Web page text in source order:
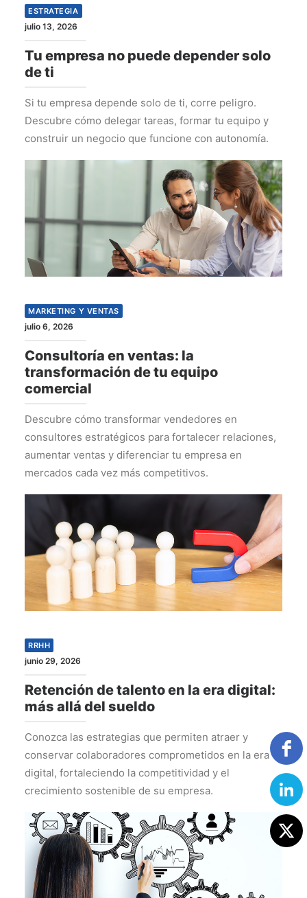
ESTRATEGIA
julio 13, 2026
Tu empresa no puede depender solo
de ti
Si tu empresa depende solo de ti, corre peligro.
Descubre cómo delegar tareas, formar tu equipo y
construir un negocio que funcione con autonomía.
MARKETING Y VENTAS
julio 6, 2026
Consultoría en ventas: la
transformación de tu equipo
comercial
Descubre cómo transformar vendedores en
consultores estratégicos para fortalecer relaciones,
aumentar ventas y diferenciar tu empresa en
mercados cada vez más competitivos.
RRHH
junio 29, 2026
Retención de talento en la era digital:
más allá del sueldo
Conozca las estrategias que permiten atraer y
conservar colaboradores comprometidos en la era
digital, fortaleciendo la competitividad y el
crecimiento sostenible de su empresa.